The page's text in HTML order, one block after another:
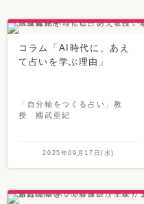
コラム「AI時代に、あえ
て占いを学ぶ理由」
「自分軸をつくる占い」教
授 國武亜紀
2025年09月17日(水)